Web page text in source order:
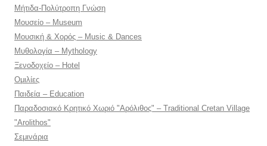
Μήτιδα-Πολύτροπη Γνώση
Μουσείο – Museum
Μουσική & Χορός – Music & Dances
Μυθολογία – Mythology
Ξενοδοχείο – Hotel
Ομιλίες
Παιδεία – Education
Παραδοσιακό Κρητικό Χωριό "Αρόλιθος" – Traditional Cretan Village
"Arolithos"
Σεμινάρια